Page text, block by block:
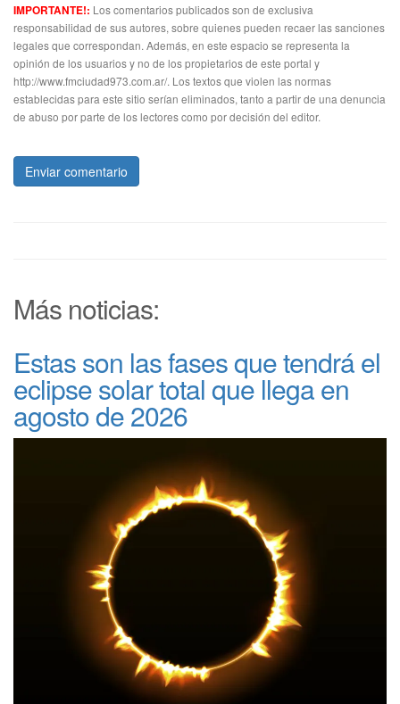
IMPORTANTE!: Los comentarios publicados son de exclusiva
responsabilidad de sus autores, sobre quienes pueden recaer las sanciones
legales que correspondan. Además, en este espacio se representa la
opinión de los usuarios y no de los propietarios de este portal y
http://www.fmciudad973.com.ar/. Los textos que violen las normas
establecidas para este sitio serían eliminados, tanto a partir de una denuncia
de abuso por parte de los lectores como por decisión del editor.
Enviar comentario
Más noticias:
Estas son las fases que tendrá el
eclipse solar total que llega en
agosto de 2026